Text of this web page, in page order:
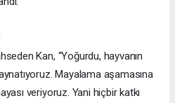
Kan, “Yoğurdu, hayvanın
Mayalama aşamasına
veriyoruz. Yani hiçbir katkı